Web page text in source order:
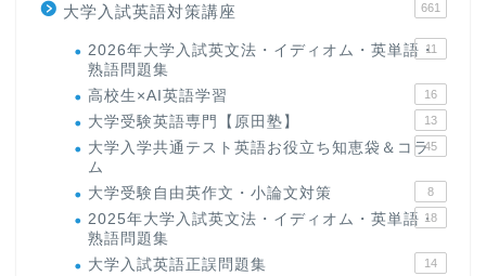
大学入試英語対策講座 661
2026年大学入試英文法・イディオム・英単語・
熟語問題集
11
高校生×AI英語学習 16
大学受験英語専門【原田塾】 13
大学入学共通テスト英語お役立ち知恵袋＆コラ
ム
45
大学受験自由英作文・小論文対策 8
2025年大学入試英文法・イディオム・英単語・
熟語問題集
18
大学入試英語正誤問題集 14